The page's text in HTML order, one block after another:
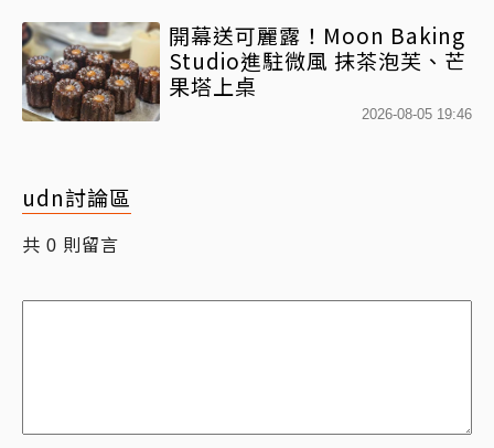
開幕送可麗露！Moon Baking
Studio進駐微風 抹茶泡芙、芒
果塔上桌
2026-08-05 19:46
udn討論區
共 0 則留言